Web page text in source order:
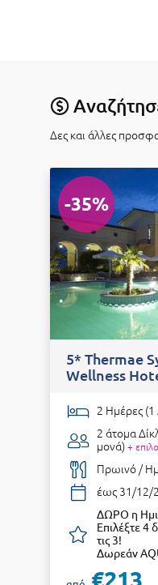
Δες και άλλες
-35%
5* Thermae
Wellness
2 Ημέρες
2 άτομα
μονά)+
Πρωινό /
έως 31/12/
ΔΩΡΟ η
Επιλέξτε 4
τις 3!
Δωρεάν